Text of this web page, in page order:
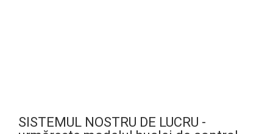
SISTEMUL NOSTRU DE LUCRU -